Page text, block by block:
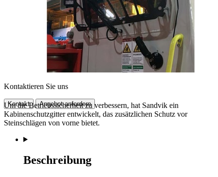
Kontaktieren Sie uns
Kontakt Angebot anfordern
Um die Betriebssicherheit zu verbessern, hat Sandvik ein
Kabinenschutzgitter entwickelt, das zusätzlichen Schutz vor
Steinschlägen von vorne bietet.
Beschreibung